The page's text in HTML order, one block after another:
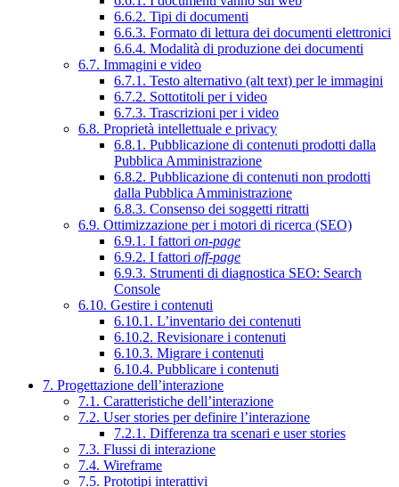
6.6.2. Tipi di documenti
6.6.3. Formato di lettura dei documenti elettronici
6.6.4. Modalità di produzione dei documenti
6.7. Immagini e video
6.7.1. Testo alternativo (alt text) per le immagini
6.7.2. Sottotitoli per i video
6.7.3. Trascrizioni per i video
6.8. Proprietà intellettuale e privacy
6.8.1. Pubblicazione di contenuti prodotti dalla
Pubblica Amministrazione
6.8.2. Pubblicazione di contenuti non prodotti
dalla Pubblica Amministrazione
6.8.3. Consenso dei soggetti ritratti
6.9. Ottimizzazione per i motori di ricerca (SEO)
6.9.1. I fattori on-page
6.9.2. I fattori off-page
6.9.3. Strumenti di diagnostica SEO: Search
Console
6.10. Gestire i contenuti
6.10.1. L’inventario dei contenuti
6.10.2. Revisionare i contenuti
6.10.3. Migrare i contenuti
6.10.4. Pubblicare i contenuti
7. Progettazione dell’interazione
7.1. Caratteristiche dell’interazione
7.2. User stories per definire l’interazione
7.2.1. Differenza tra scenari e user stories
7.3. Flussi di interazione
7.4. Wireframe
7.5. Prototipi interattivi